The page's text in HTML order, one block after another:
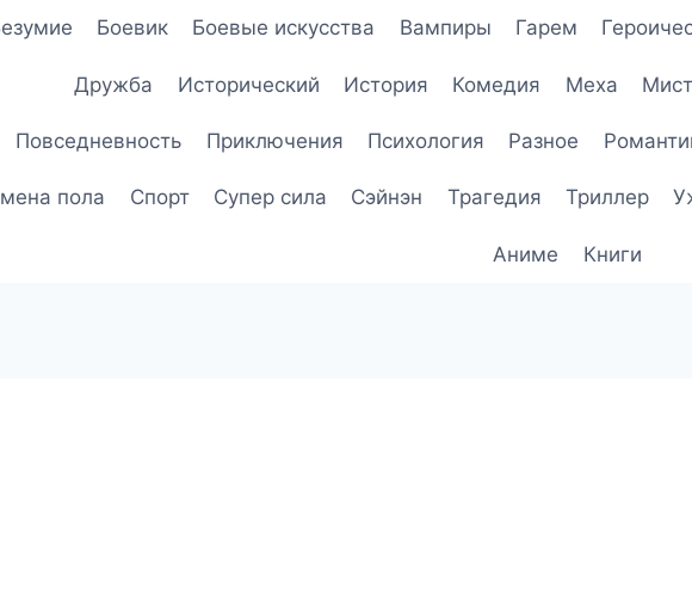
Боевик Боевые искусства Вампиры Гарем
Дружба Исторический История Комедия Меха
Повседневность Приключения Психология Разное
пола Спорт Супер сила Сэйнэн Трагедия Триллер
Аниме Книги